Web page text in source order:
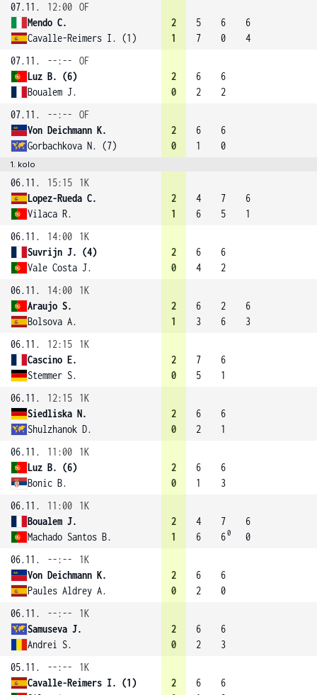
07.11.
12:00 OF
Mendo C.
Cavalle-Reimers I. (1)
2
1
5
7
6
0
6
4
07.11.
--:--
OF
Luz B. (6)
Boualem J.
2
0
6
2
6
2
07.11.
--:--
OF
Von Deichmann K.
Gorbachkova N. (7)
2
0
6
1
6
0
1. kolo
06.11. 15:15
1K
Lopez-Rueda C.
Vilaca R.
2
1
4
6
7
5
6
1
06.11.
14:00
1K
Suvrijn J. (4)
Vale Costa J.
2
0
6
4
6
2
06.11.
14:00
1K
Araujo S.
Bolsova A.
2
1
6
3
2
6
6
3
06.11.
12:15
1K
Cascino E.
Stemmer S.
2
0
7
5
6
1
06.11.
12:15
1K
Siedliska N.
Shulzhanok D.
2
0
6
2
6
1
06.11.
11:00
1K
Luz B. (6)
Bonic B.
2
0
6
1
6
3
06.11.
11:00
1K
Boualem J.
Machado Santos B.
2
1
4
6
7
60
6
0
06.11.
--:--
1K
Von Deichmann K.
Paules Aldrey A.
2
0
6
2
6
0
06.11.
--:--
1K
Samuseva J.
Andrei S.
2
0
6
2
6
3
05.11.
--:--
1K
Cavalle-Reimers I. (1)
2
6
6